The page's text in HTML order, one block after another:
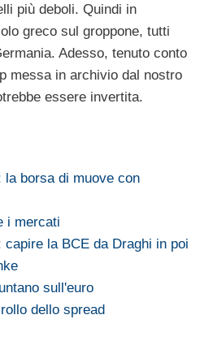
più deboli. Quindi in
greco sul groppone, tutti
Adesso, tenuto conto
messa in archivio dal nostro
essere invertita.
la borsa di muove con
i mercati
capire la BCE da Draghi in poi
sull'euro
dello spread